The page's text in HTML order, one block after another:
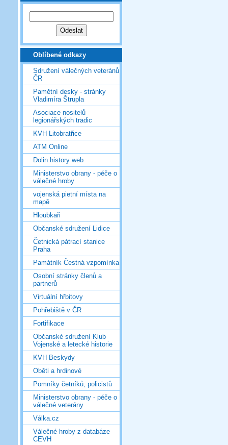
Oblíbené odkazy
Sdružení válečných veteránů
ČR
Pamětní desky - stránky
Vladimíra Štrupla
Asociace nositelů
legionářských tradic
KVH Litobratřice
ATM Online
Dolin history web
Ministerstvo obrany - péče o
válečné hroby
vojenská pietní místa na
mapě
Hloubkaři
Občanské sdružení Lidice
Četnická pátrací stanice
Praha
Památník Čestná vzpomínka
Osobní stránky členů a
partnerů
Virtuální hřbitovy
Pohřebiště v ČR
Fortifikace
Občanské sdružení Klub
Vojenské a letecké historie
KVH Beskydy
Oběti a hrdinové
Pomníky četníků, policistů
Ministerstvo obrany - péče o
válečné veterány
Válka.cz
Válečné hroby z databáze
CEVH